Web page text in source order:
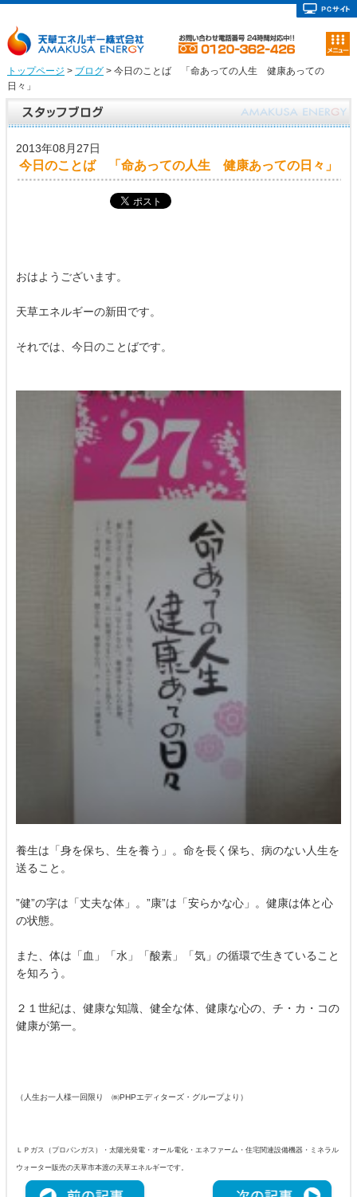
トップページ > ブログ> 今日のことば 「命あっての人生 健康あっての
日々」
2013年08月27日
今日のことば 「命あっての人生 健康あっての日々」
おはようございます。
天草エネルギーの新田です。
それでは、今日のことばです。
養生は「身を保ち、生を養う」。命を長く保ち、病のない人生を
送ること。
”健”の字は「丈夫な体」。”康”は「安らかな心」。健康は体と心
の状態。
また、体は「血」「水」「酸素」「気」の循環で生きていること
を知ろう。
２１世紀は、健康な知識、健全な体、健康な心の、チ・カ・コの
健康が第一。
（人生お一人様一回限り ㈱PHPエディターズ・グループより）
ＬＰガス（プロパンガス）・太陽光発電・オール電化・エネファーム・住宅関連設備機器・ミネラル
ウォーター販売の天草市本渡の天草エネルギーです。